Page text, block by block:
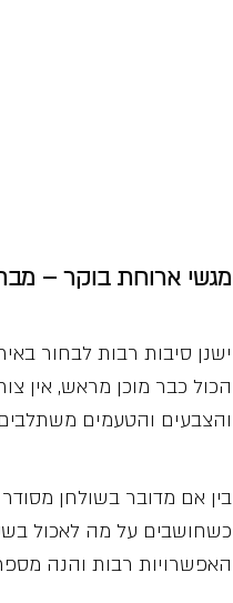
מגשי ארוחת בוקר –
ישנן סיבות רבות לבחור
הכול כבר מוכן מראש, אין
והצבעים והטעמים
בין אם מדובר בשולחן
כשחושבים על מה לאכול
האפשרויות רבות והנה